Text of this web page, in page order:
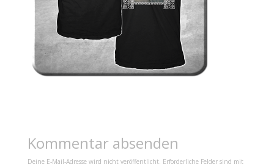
Kommentar absenden
Deine E-Mail-Adresse wird nicht veröffentlicht. Erforderliche Felder sind mit